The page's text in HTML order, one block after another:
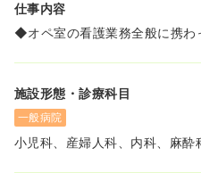
仕事内容
◆オペ室の看護業務全般に携わ
施設形態・診療科目
一般病院
小児科、産婦人科、内科、麻酔